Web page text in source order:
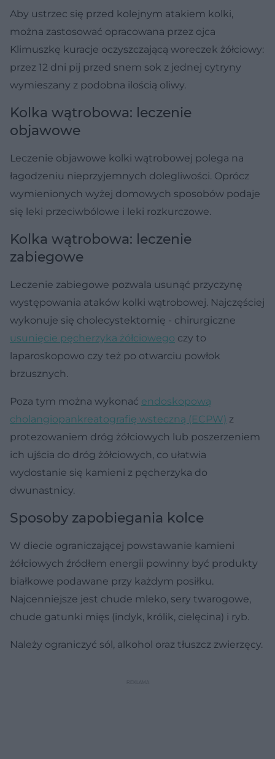
Aby ustrzec się przed kolejnym atakiem kolki,
można zastosować opracowana przez ojca
Klimuszkę kuracje oczyszczającą woreczek żółciowy:
przez 12 dni pij przed snem sok z jednej cytryny
wymieszany z podobna ilością oliwy.
Kolka wątrobowa: leczenie
objawowe
Leczenie objawowe kolki wątrobowej polega na
łagodzeniu nieprzyjemnych dolegliwości. Oprócz
wymienionych wyżej domowych sposobów podaje
się leki przeciwbólowe i leki rozkurczowe.
Kolka wątrobowa: leczenie
zabiegowe
Leczenie zabiegowe pozwala usunąć przyczynę
występowania ataków kolki wątrobowej. Najczęściej
wykonuje się cholecystektomię - chirurgiczne
usunięcie pęcherzyka żółciowego czy to
laparoskopowo czy też po otwarciu powłok
brzusznych.
Poza tym można wykonać endoskopową
cholangiopankreatografię wsteczną (ECPW) z
protezowaniem dróg żółciowych lub poszerzeniem
ich ujścia do dróg żółciowych, co ułatwia
wydostanie się kamieni z pęcherzyka do
dwunastnicy.
Sposoby zapobiegania kolce
W diecie ograniczającej powstawanie kamieni
żółciowych źródłem energii powinny być produkty
białkowe podawane przy każdym posiłku.
Najcenniejsze jest chude mleko, sery twarogowe,
chude gatunki mięs (indyk, królik, cielęcina) i ryb.
Należy ograniczyć sól, alkohol oraz tłuszcz zwierzęcy.